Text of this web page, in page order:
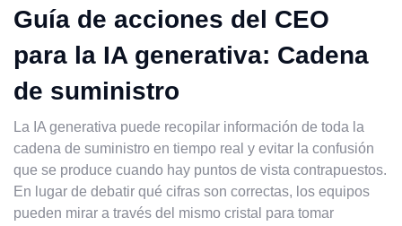
Guía de acciones del CEO
para la IA generativa: Cadena
de suministro
La IA generativa puede recopilar información de toda la
cadena de suministro en tiempo real y evitar la confusión
que se produce cuando hay puntos de vista contrapuestos.
En lugar de debatir qué cifras son correctas, los equipos
pueden mirar a través del mismo cristal para tomar